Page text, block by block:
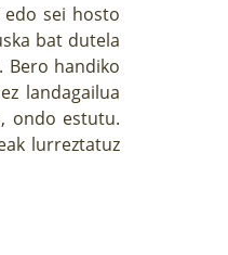
edo sei hosto
bat dutela
Bero handiko
landagailua
ondo estutu.
lurreztatuz